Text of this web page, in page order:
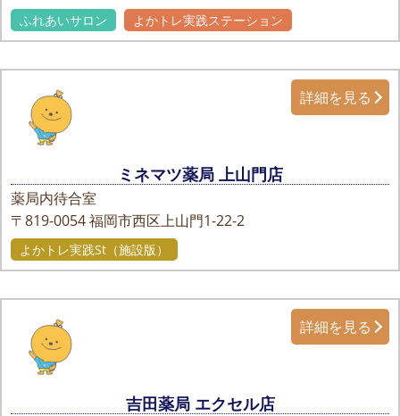
ふれあいサロン よかトレ実践ステーション
ミネマツ薬局 上山門店
薬局内待合室
〒819-0054福岡市西区上山門1-22-2
詳細を見る
よかトレ実践St（施設版）
吉田薬局 エクセル店
詳細を見る